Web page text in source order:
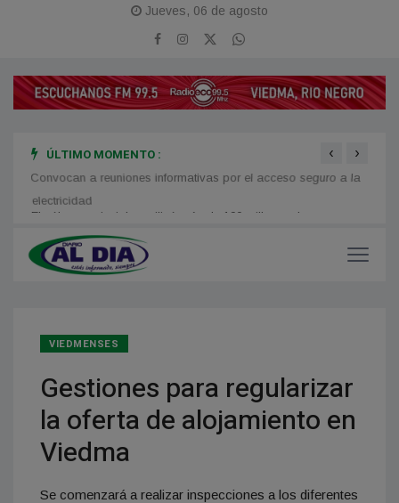
Jueves, 06 de agosto
ÚLTIMO MOMENTO :
Convocan a reuniones informativas por el acceso seguro a la
electricidad
‹ ›
VIEDMENSES
Gestiones para regularizar
la oferta de alojamiento en
Viedma
Se comenzará a realizar inspecciones a los diferentes